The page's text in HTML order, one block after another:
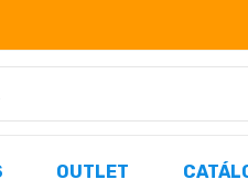
Não perca já as
OUTLET